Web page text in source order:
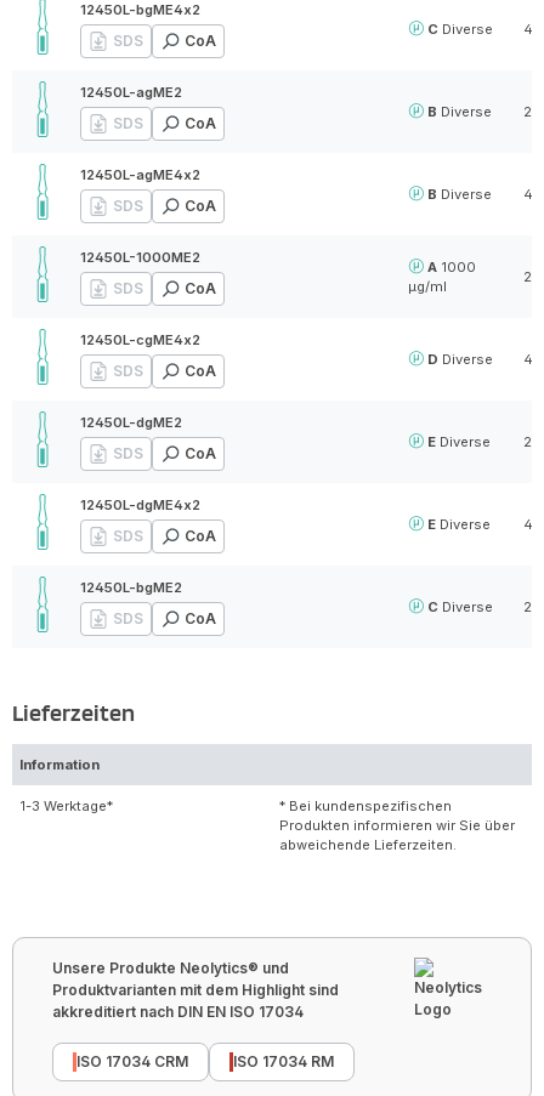
12450L-bgME4x2
SDS CoA
C Diverse 4
12450L-agME2
SDS CoA
B Diverse 2
12450L-agME4x2
SDS CoA
B Diverse 4
12450L-1000ME2
SDS CoA
A 1000
µg/ml
2
12450L-cgME4x2
SDS CoA
D Diverse 4
12450L-dgME2
SDS CoA
E Diverse 2
12450L-dgME4x2
SDS CoA
E Diverse 4
12450L-bgME2
SDS CoA
C Diverse 2
Lieferzeiten
Information
1-3 Werktage*
* Bei kundenspezifischen
Produkten informieren wir Sie über
abweichende Lieferzeiten.
Unsere Produkte Neolytics® und
Produktvarianten mit dem Highlight sind
akkreditiert nach DIN EN ISO 17034
ISO 17034 CRM ISO 17034 RM